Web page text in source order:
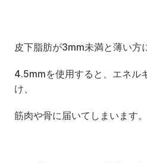
皮下脂肪が3mm未満と薄い方
4.5mmを使用すると、エネル
け、
筋肉や骨に届いてしまいます。